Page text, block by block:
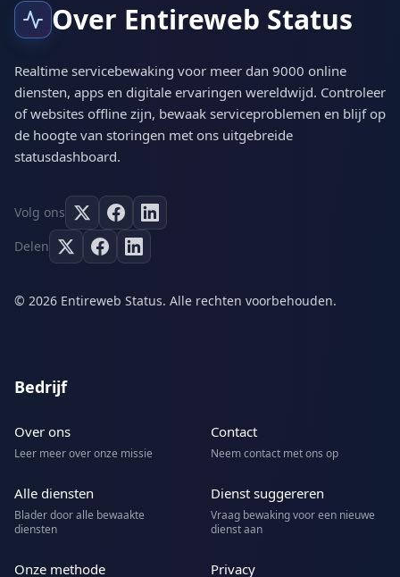
Over Entireweb Status
Realtime servicebewaking voor meer dan 9000 online
diensten, apps en digitale ervaringen wereldwijd. Controleer
of websites offline zijn, bewaak serviceproblemen en blijf op
de hoogte van storingen met ons uitgebreide
statusdashboard.
Volg ons
Delen
© 2026 Entireweb Status. Alle rechten voorbehouden.
Bedrijf
Over ons
Leer meer over onze missie
Contact
Neem contact met ons op
Alle diensten
Blader door alle bewaakte
diensten
Dienst suggereren
Vraag bewaking voor een nieuwe
dienst aan
Onze methode Privacy